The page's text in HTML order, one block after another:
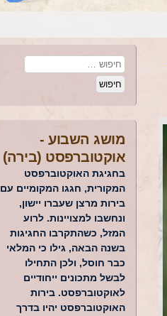
מושג השבוע -
אוקטוברפסט (בירה)
בחגיגת האוקטוברפסט
המקורית, חגגו המקומיים עם
בירות מרצן שעברו יישון,
ונחשבו למצויינות. לרוע
המזל, כשהתקרבו החגיגות
בשנה הבאה, גילו כי המלאי
כבר חוסל, ולכן התחילו
לבשל מתכונים ייחודיים
לאוקטוברפסט. בירות
האוקטוברפסט יהיו בדרך